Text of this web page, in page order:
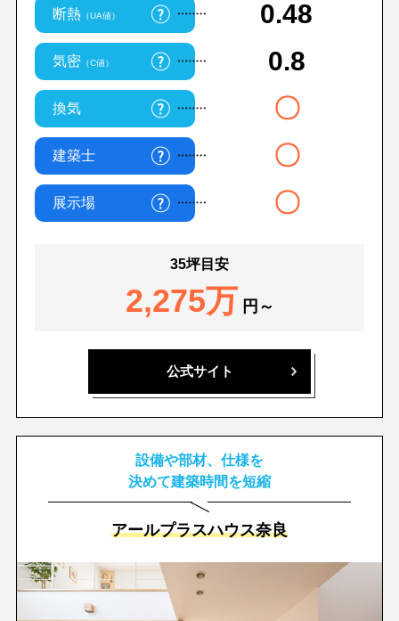
設備や部材、仕様を
決めて建築時間を短縮
アールプラスハウス奈良
断熱（UA値） 0.48
気密（C値） 0.8
換気 〇
建築士 〇
展示場 〇
35坪目安
2,275万 円～
公式サイト